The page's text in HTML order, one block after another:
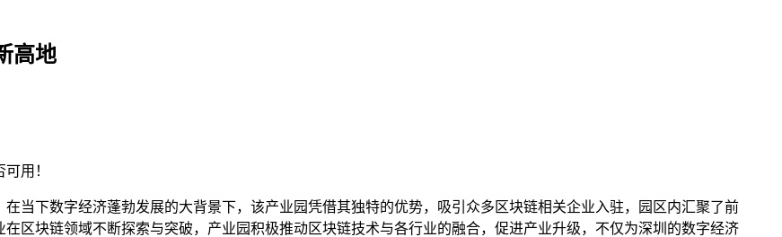
高地
用！
当下数字经济蓬勃发展的大背景下，该产业园凭借其独特的优势，吸引众多区块链相关企业入驻，园区内汇聚了前
区块链领域不断探索与突破，产业园积极推动区块链技术与各行业的融合，促进产业升级，不仅为深圳的数字经济